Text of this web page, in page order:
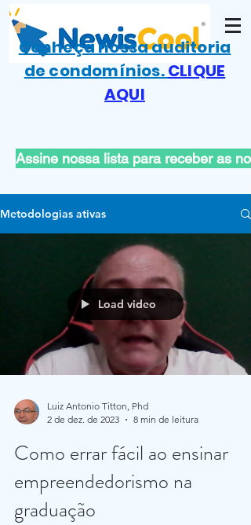
Conheça nossa auditoria
de condomínios.CLIQUE
AQUI
Assine nossa lista para receber as
Metodologias ativas
Load video
Luiz Antonio Titton, Phd
2 de dez. de 2023
8 min de leitura
Como errar fácil ao ensinar
empreendedorismo na
graduação